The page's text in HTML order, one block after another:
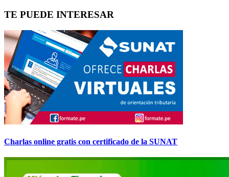
TE PUEDE INTERESAR
Charlas online gratis con certificado de la SUNAT